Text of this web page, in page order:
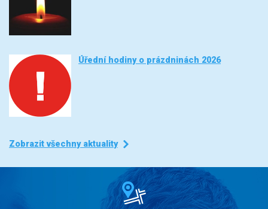
Úřední hodiny o prázdninách 2026
Zobrazit všechny aktuality